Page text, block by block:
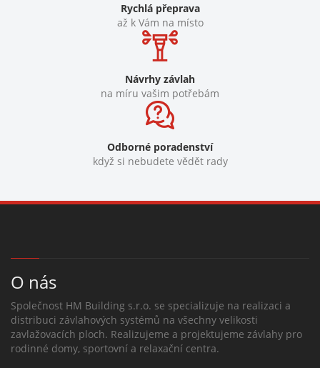
Rychlá přeprava
až k Vám na místo
Návrhy závlah
na míru vašim potřebám
Odborné poradenství
když si nebudete vědět rady
O nás
Společnost HM Building s.r.o. se specializuje na realizaci a
distribuci závlahových systémů na všechny velikosti
zavlažovacích ploch. Realizujeme a projektujeme závlahy pro
rodinné domy, sportovní a relaxační centra.